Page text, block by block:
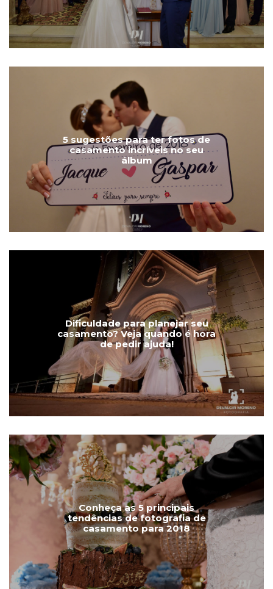
5 sugestões para ter fotos de
casamento incríveis no seu
álbum
Dificuldade para planejar seu
casamento? Veja quando é hora
de pedir ajuda!
Conheça as 5 principais
tendências de fotografia de
casamento para 2018